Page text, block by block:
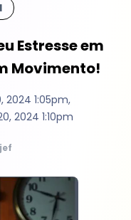
Estresse em
Movimento!
2024 1:05pm,
2024 1:10pm